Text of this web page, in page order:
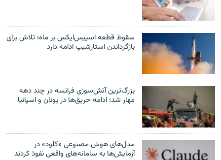
سقوط قطعه اسپیس‌ایکس بر ماه؛ تلاش برای
بازگرداندن استارشیپ ادامه دارد
بزرگ‌ترین آتش‌سوزی فرانسه در چند دهه
مهار شد؛ ادامه حریق‌ها در یونان و اسپانیا
مدل‌های هوش مصنوعی «کلود» در
آزمایش‌ها به سامانه‌های واقعی نفوذ کردند